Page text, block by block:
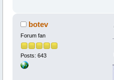
botev
Forum fan
Posts: 643